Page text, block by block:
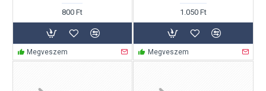
800 Ft
Megveszem
1.050 Ft
Megveszem